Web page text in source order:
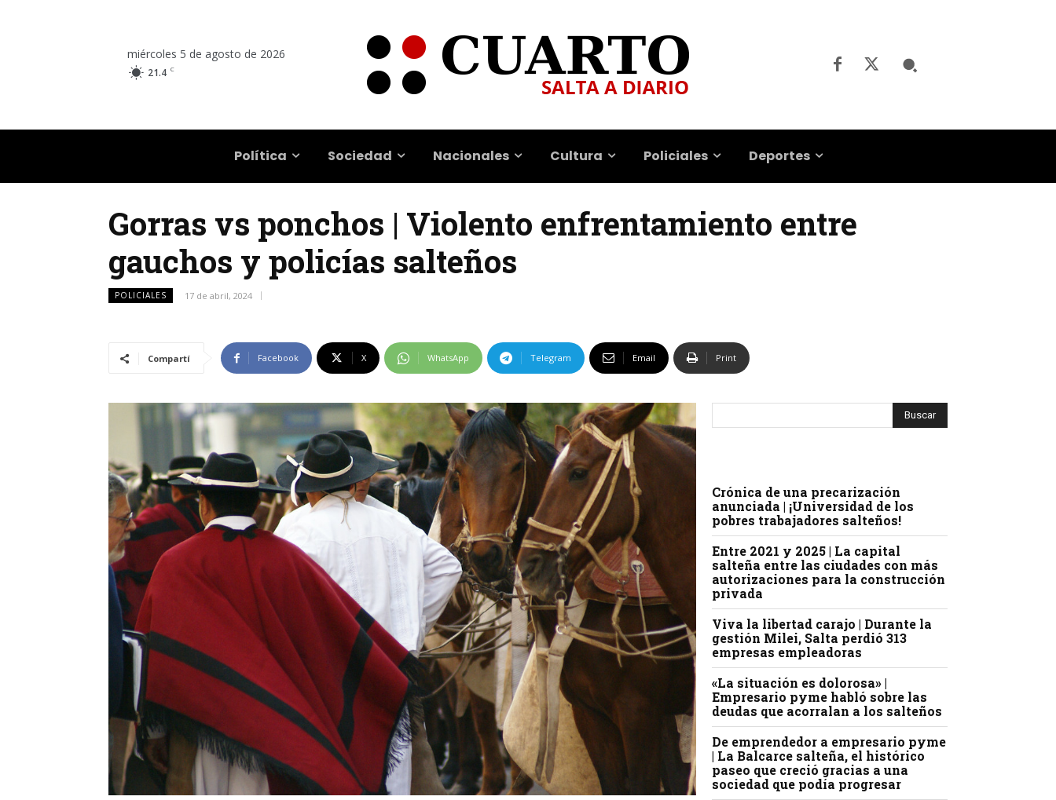
miércoles 5 de agosto de 2026
21.4 C
Política Sociedad Nacionales Cultura Policiales Deportes
Gorras vs ponchos | Violento enfrentamiento entre
gauchos y policías salteños
POLICIALES 17 de abril, 2024
Compartí Facebook X WhatsApp Telegram Email Print
Crónica de una precarización
anunciada | ¡Universidad de los
pobres trabajadores salteños!
Entre 2021 y 2025 | La capital
salteña entre las ciudades con más
autorizaciones para la construcción
privada
Viva la libertad carajo | Durante la
gestión Milei, Salta perdió 313
empresas empleadoras
«La situación es dolorosa» |
Empresario pyme habló sobre las
deudas que acorralan a los salteños
De emprendedor a empresario pyme
| La Balcarce salteña, el histórico
paseo que creció gracias a una
sociedad que podía progresar